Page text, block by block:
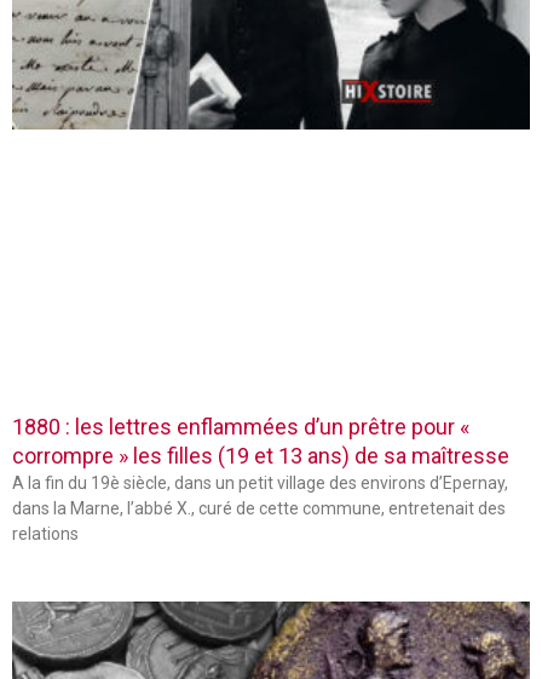
1880 : les lettres enflammées d’un prêtre pour «
corrompre » les filles (19 et 13 ans) de sa maîtresse
A la fin du 19è siècle, dans un petit village des environs d’Epernay,
dans la Marne, l’abbé X., curé de cette commune, entretenait des
relations